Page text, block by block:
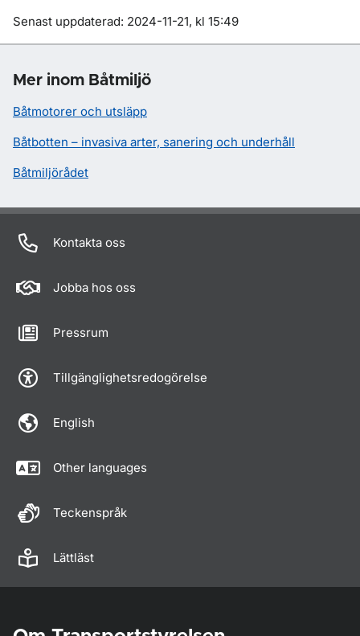
Om sidan
Senast uppdaterad: 2024-11-21, kl 15:49
Mer inom Båtmiljö
Båtmotorer och utsläpp
Båtbotten – invasiva arter, sanering och underhåll
Båtmiljörådet
Kontakta oss
Jobba hos oss
Pressrum
Tillgänglighetsredogörelse
English
Other languages
Teckenspråk
Lättläst